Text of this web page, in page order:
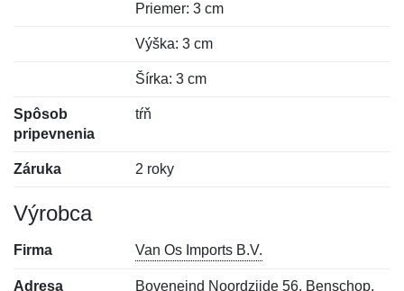
Priemer: 3 cm
Výška: 3 cm
Šírka: 3 cm
Spôsob
pripevnenia
tŕň
Záruka 2 roky
Výrobca
Firma Van Os Imports B.V.
Adresa
Boveneind Noordzijde 56, Benschop,